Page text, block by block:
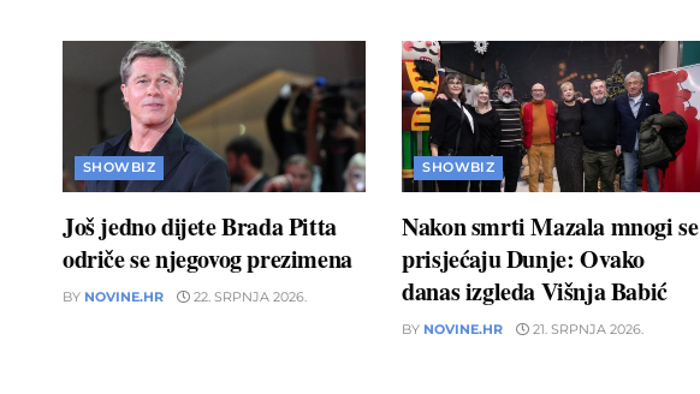
SHOWBIZ
Još jedno dijete Brada Pitta
odriče se njegovog prezimena
BY NOVINE.HR 22. SRPNJA 2026.
SHOWBIZ
Nakon smrti Mazala mnogi se
prisjećaju Dunje: Ovako
danas izgleda Višnja Babić
BY NOVINE.HR 21. SRPNJA 2026.